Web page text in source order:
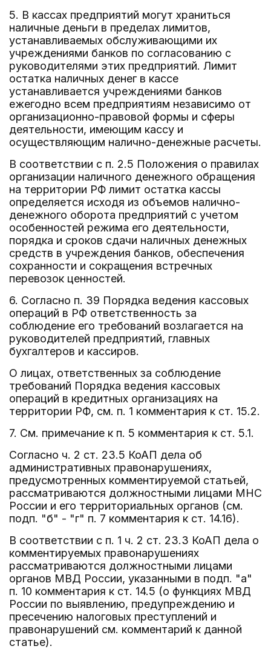
5. В кассах предприятий могут храниться
наличные деньги в пределах лимитов,
устанавливаемых обслуживающими их
учреждениями банков по согласованию с
руководителями этих предприятий. Лимит
остатка наличных денег в кассе
устанавливается учреждениями банков
ежегодно всем предприятиям независимо от
организационно-правовой формы и сферы
деятельности, имеющим кассу и
осуществляющим налично-денежные расчеты.
В соответствии с п. 2.5 Положения о правилах
организации наличного денежного обращения
на территории РФ лимит остатка кассы
определяется исходя из объемов налично-
денежного оборота предприятий с учетом
особенностей режима его деятельности,
порядка и сроков сдачи наличных денежных
средств в учреждения банков, обеспечения
сохранности и сокращения встречных
перевозок ценностей.
6. Согласно п. 39 Порядка ведения кассовых
операций в РФ ответственность за
соблюдение его требований возлагается на
руководителей предприятий, главных
бухгалтеров и кассиров.
О лицах, ответственных за соблюдение
требований Порядка ведения кассовых
операций в кредитных организациях на
территории РФ, см. п. 1 комментария к ст. 15.2.
7. См. примечание к п. 5 комментария к ст. 5.1.
Согласно ч. 2 ст. 23.5 КоАП дела об
административных правонарушениях,
предусмотренных комментируемой статьей,
рассматриваются должностными лицами МНС
России и его территориальных органов (см.
подп. "б" - "г" п. 7 комментария к ст. 14.16).
В соответствии с п. 1 ч. 2 ст. 23.3 КоАП дела о
комментируемых правонарушениях
рассматриваются должностными лицами
органов МВД России, указанными в подп. "а"
п. 10 комментария к ст. 14.5 (о функциях МВД
России по выявлению, предупреждению и
пресечению налоговых преступлений и
правонарушений см. комментарий к данной
статье).